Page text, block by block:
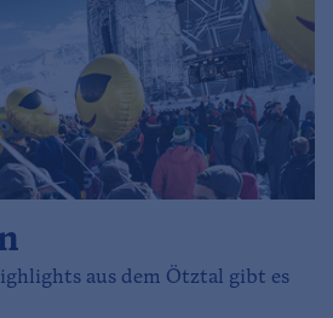
aus dem Ötztal gibt es